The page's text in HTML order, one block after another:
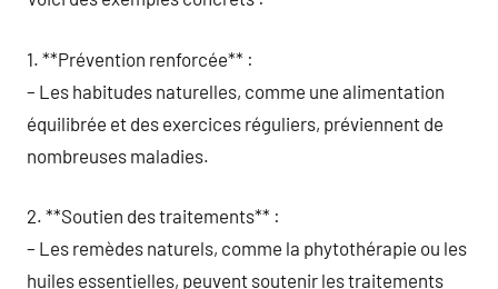
1. **Prévention renforcée** :
– Les habitudes naturelles, comme une alimentation
équilibrée et des exercices réguliers, préviennent de
nombreuses maladies.
2. **Soutien des traitements** :
– Les remèdes naturels, comme la phytothérapie ou les
huiles essentielles, peuvent soutenir les traitements